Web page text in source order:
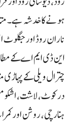
ہونے کا خدشہ ہے۔
ناران روڈ اور
این ڈی ایم اے کے
چترال ویلی کے پہاڑی
درکوٹ، لاشت،
ہنارچی، روشن اور